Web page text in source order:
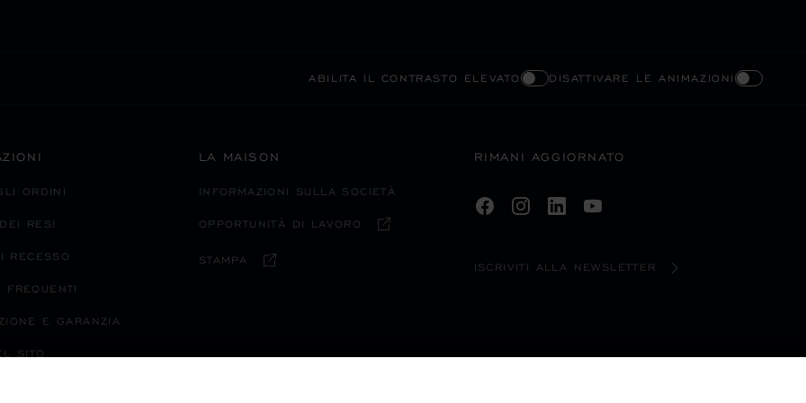
ABILITA IL CONTRASTO ELEVATO DISATTIVARE LE ANIMAZIONI
ORDINI
RESI
RECESSO
FREQUENTI
E GARANZIA
SITO
LA MAISON
INFORMAZIONI SULLA SOCIETÀ
OPPORTUNITÀ DI LAVORO
STAMPA
RIMANI AGGIORNATO
ISCRIVITI ALLA NEWSLETTER